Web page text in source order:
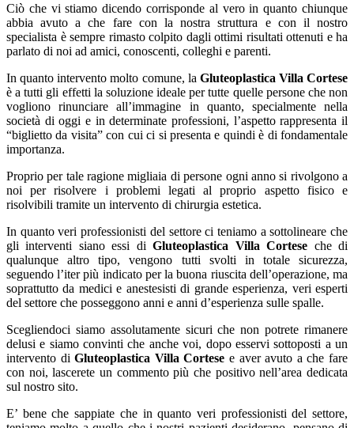
Ciò che vi stiamo dicendo corrisponde al vero in quanto chiunque
abbia avuto a che fare con la nostra struttura e con il nostro
specialista è sempre rimasto colpito dagli ottimi risultati ottenuti e ha
parlato di noi ad amici, conoscenti, colleghi e parenti.
In quanto intervento molto comune, la Gluteoplastica Villa Cortese
è a tutti gli effetti la soluzione ideale per tutte quelle persone che non
vogliono rinunciare all’immagine in quanto, specialmente nella
società di oggi e in determinate professioni, l’aspetto rappresenta il
“biglietto da visita” con cui ci si presenta e quindi è di fondamentale
importanza.
Proprio per tale ragione migliaia di persone ogni anno si rivolgono a
noi per risolvere i problemi legati al proprio aspetto fisico e
risolvibili tramite un intervento di chirurgia estetica.
In quanto veri professionisti del settore ci teniamo a sottolineare che
gli interventi siano essi diGluteoplastica Villa Cortese che di
qualunque altro tipo, vengono tutti svolti in totale sicurezza,
seguendo l’iter più indicato per la buona riuscita dell’operazione, ma
soprattutto da medici e anestesisti di grande esperienza, veri esperti
del settore che posseggono anni e anni d’esperienza sulle spalle.
Scegliendoci siamo assolutamente sicuri che non potrete rimanere
delusi e siamo convinti che anche voi, dopo esservi sottoposti a un
intervento diGluteoplastica Villa Cortese e aver avuto a che fare
con noi, lascerete un commento più che positivo nell’area dedicata
sul nostro sito.
E’ bene che sappiate che in quanto veri professionisti del settore,